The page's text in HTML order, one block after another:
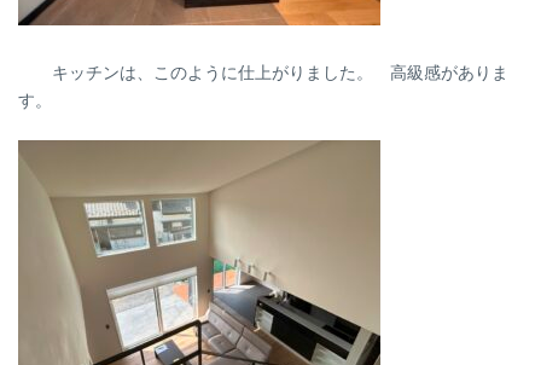
キッチンは、このように仕上がりました。 高級感がありま
す。